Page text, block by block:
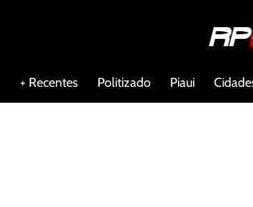
+ Recentes Politizado Piaui